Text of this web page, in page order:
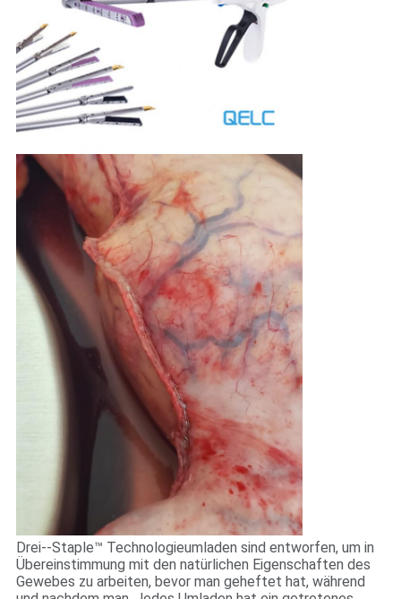
Drei--Staple™ Technologieumladen sind entworfen, um in
Übereinstimmung mit den natürlichen Eigenschaften des
Gewebes zu arbeiten, bevor man geheftet hat, während